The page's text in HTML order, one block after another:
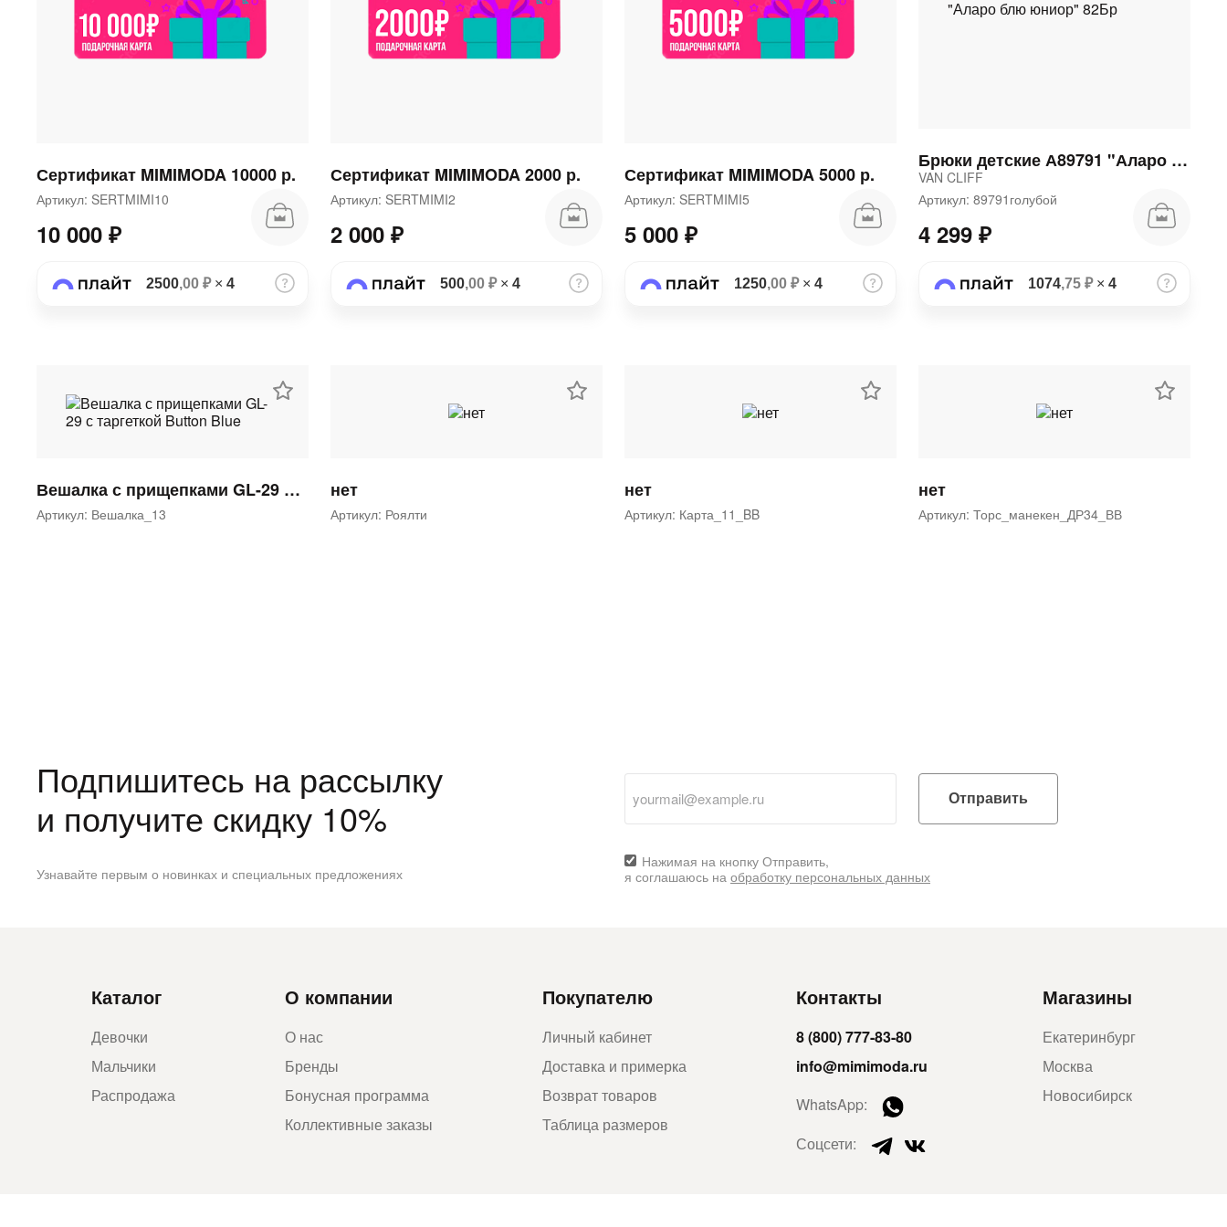
Сертификат MIMIMODA 10000 р.
Артикул: SERTMIMI10
10 000 ₽
2500,00 ₽× 4
Сертификат MIMIMODA 2000 р.
Артикул: SERTMIMI2
2 000 ₽
500,00 ₽× 4
Сертификат MIMIMODA 5000 р.
Артикул: SERTMIMI5
5 000 ₽
1250,00 ₽× 4
Брюки детские А89791 "Аларо блю юниор" 82Бр
VAN CLIFF
Артикул: 89791голубой
4 299 ₽
1074,75 ₽× 4
Вешалка с прищепками GL-29 с таргеткой Button Blue
Артикул: Вешалка_13
нет
Артикул: Роялти
нет
Артикул: Карта_11_BB
нет
Артикул: Торс_манекен_ДР34_ВВ
Подпишитесь на рассылку
и получите скидку 10%
Узнавайте первым о новинках и специальных предложениях
Отправить
Нажимая на кнопку Отправить,
я соглашаюсь на обработку персональных данных
Каталог
Девочки
Мальчики
Распродажа
О компании
О нас
Бренды
Бонусная программа
Коллективные заказы
Покупателю
Личный кабинет
Доставка и примерка
Возврат товаров
Таблица размеров
Контакты
8 (800) 777-83-80
info@mimimoda.ru
WhatsApp:
Соцсети:
Магазины
Екатеринбург
Москва
Новосибирск